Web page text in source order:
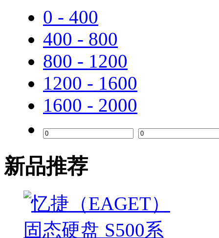
0 - 400
400 - 800
800 - 1200
1200 - 1600
1600 - 2000
新品推荐